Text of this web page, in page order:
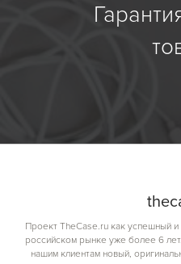
the
Проект TheCase.ru как успешный
российском рынке уже более 6
нашим клиентам новый,